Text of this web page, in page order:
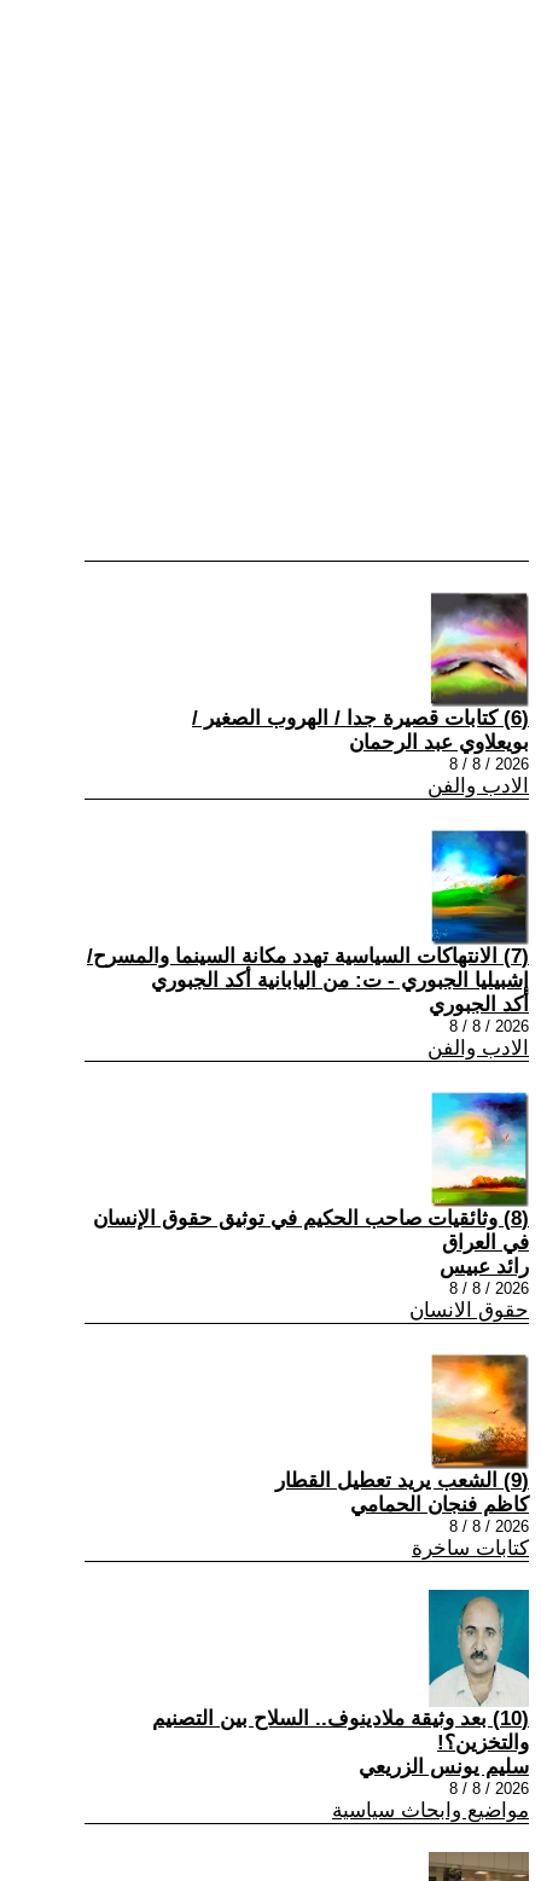
(6) كتابات قصيرة جدا / الهروب الصغير /
بويعلاوي عبد الرحمان
2026 / 8 / 8
الادب والفن
(7) الانتهاكات السياسية تهدد مكانة السينما والمسرح/
إشبيليا الجبوري - ت: من اليابانية أكد الجبوري
أكد الجبوري
2026 / 8 / 8
الادب والفن
(8) وثائقيات صاحب الحكيم في توثيق حقوق الإنسان
في العراق
رائد عبيس
2026 / 8 / 8
حقوق الانسان
(9) الشعب يريد تعطيل القطار
كاظم فنجان الحمامي
2026 / 8 / 8
كتابات ساخرة
(10) بعد وثيقة ملادينوف.. السلاح بين التصنيم
والتخزين؟!
سليم يونس الزريعي
2026 / 8 / 8
مواضيع وابحاث سياسية